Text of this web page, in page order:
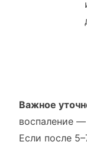
Важное
воспаление
Если после